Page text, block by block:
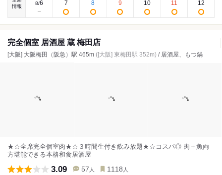
情報
8/6 7 8 9 10 11 12
完全個室 居酒屋 蔵 梅田店
[大阪] 大阪梅田（阪急）駅 465m ([大阪] 東梅田駅 352m) / 居酒屋、もつ鍋
★☆全席完全個室肉★☆３時間生付き飲み放題★☆コスパ◎ 肉＋魚両
方堪能できる本格和食居酒屋
3.09 57 人 1118 人